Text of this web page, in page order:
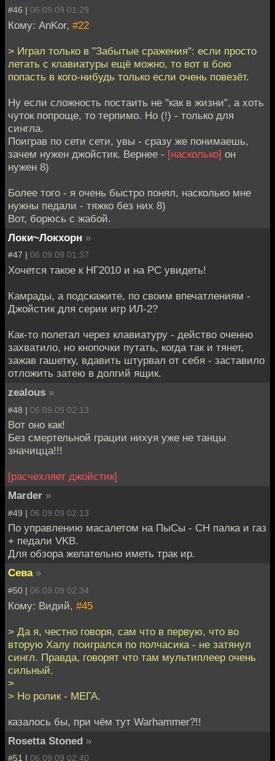
#46 | 06.09.09 01:29
Кому: AnKor, #22
> Играл только в "Забытые сражения": если просто
летать с клавиатуры ещё можно, то вот в бою
попасть в кого-нибудь только если очень повезёт.
Ну если сложность постаить не "как в жизни", а хоть
чуток попроще, то терпимо. Но (!) - только для
сингла.
Поиграв по сети сети, увы - сразу же понимаешь,
зачем нужен джойстик. Вернее - [насколько] он
нужен 8)
Более того - я очень быстро понял, насколько мне
нужны педали - тяжко без них 8)
Вот, борюсь с жабой.
Локи~Локхорн »
#47 | 06.09.09 01:37
Хочется такое к НГ2010 и на PC увидеть!
Камрады, а подскажите, по своим впечатлениям -
Джойстик для серии игр ИЛ-2?
Как-то полетал через клавиатуру - действо оченно
захватило, но кнопочки путать, когда так и тянет,
зажав гашетку, вдавить штурвал от себя - заставило
отложить затею в долгий ящик.
zealous »
#48 | 06.09.09 02:13
Вот оно как!
Без смертельной грации нихуя уже не танцы
значицца!!!
[расчехляет джойстик]
Marder »
#49 | 06.09.09 02:13
По управлению масалетом на ПыСы - CH палка и газ
+ педали VKB.
Для обзора желательно иметь трак ир.
Сева »
#50 | 06.09.09 02:34
Кому: Видий, #45
> Да я, честно говоря, сам что в первую, что во
вторую Халу поигрался по полчасика - не затянул
сингл. Правда, говорят что там мультиплеер очень
сильный.
>
> Но ролик - МЕГА.
казалось бы, при чём тут Warhammer?!!
Rosetta Stoned »
#51 | 06.09.09 02:40